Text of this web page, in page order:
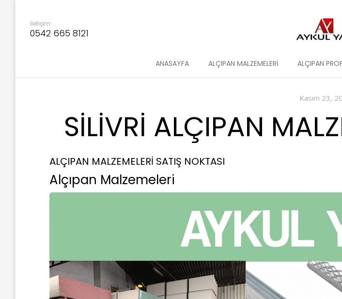
İletişim:
0542 665 8121
ANASAYFA ALÇIPAN MALZEMELERI ALÇIPAN
Kasım 23,
SILIVRI ALÇIPAN
ALÇIPAN MALZEMELERİ SATIŞ NOKTASI
Alçıpan Malzemeleri